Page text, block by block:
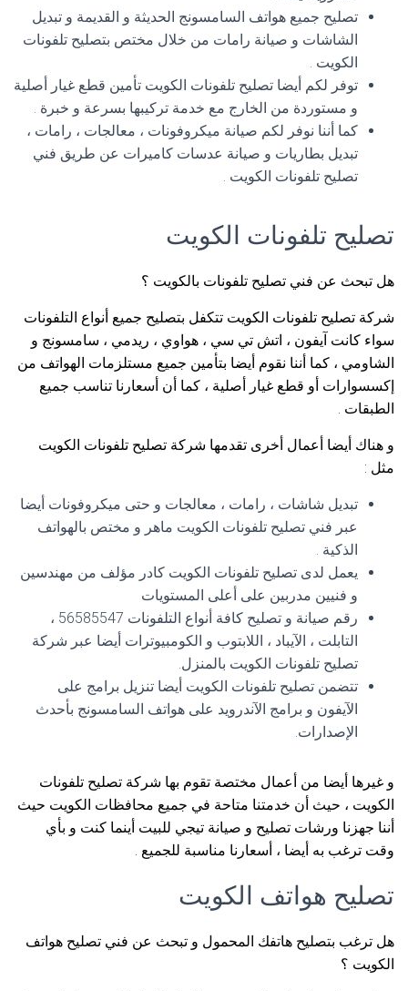
تصليح جميع هواتف السامسونج الحديثة و القديمة و تبديل
الشاشات و صيانة رامات من خلال مختص بتصليح تلفونات
الكويت .
توفر لكم أيضا تصليح تلفونات الكويت تأمين قطع غيار أصلية
و مستوردة من الخارج مع خدمة تركيبها بسرعة و خبرة .
كما أننا نوفر لكم صيانة ميكروفونات ، معالجات ، رامات ،
تبديل بطاريات و صيانة عدسات كاميرات عن طريق فني
تصليح تلفونات الكويت .
تصليح تلفونات الكويت
هل تبحث عن فني تصليح تلفونات بالكويت ؟
شركة تصليح تلفونات الكويت تتكفل بتصليح جميع أنواع التلفونات
سواء كانت آيفون ، اتش تي سي ، هواوي ، ريدمي ، سامسونج و
الشاومي ، كما أننا نقوم أيضا بتأمين جميع مستلزمات الهواتف من
إكسسوارات أو قطع غيار أصلية ، كما أن أسعارنا تناسب جميع
الطبقات .
و هناك أيضا أعمال أخرى تقدمها شركة تصليح تلفونات الكويت
مثل :
تبديل شاشات ، رامات ، معالجات و حتى ميكروفونات أيضا
عبر فني تصليح تلفونات الكويت ماهر و مختص بالهواتف
الذكية .
يعمل لدى تصليح تلفونات الكويت كادر مؤلف من مهندسين
و فنيين مدربين على أعلى المستويات
رقم صيانة و تصليح كافة أنواع التلفونات 56585547 ،
التابلت ، الآيباد ، اللابتوب و الكومبيوترات أيضا عبر شركة
تصليح تلفونات الكويت بالمنزل.
تتضمن تصليح تلفونات الكويت أيضا تنزيل برامج على
الآيفون و برامج الآندرويد على هواتف السامسونج بأحدث
الإصدارات.
و غيرها أيضا من أعمال مختصة تقوم بها شركة تصليح تلفونات
الكويت ، حيث أن خدمتنا متاحة في جميع محافظات الكويت حيث
أننا جهزنا ورشات تصليح و صيانة تيجي للبيت أينما كنت و بأي
وقت ترغب به أيضا ، أسعارنا مناسبة للجميع .
تصليح هواتف الكويت
هل ترغب بتصليح هاتفك المحمول و تبحث عن فني تصليح هواتف
الكويت ؟